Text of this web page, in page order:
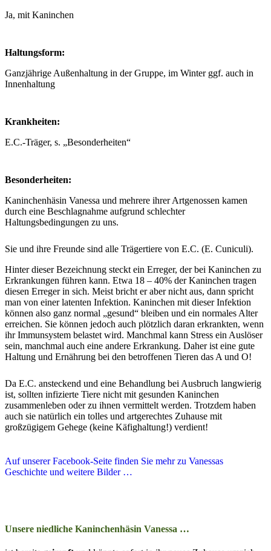
Ja, mit Kaninchen
Haltungsform:
Ganzjährige Außenhaltung in der Gruppe, im Winter ggf. auch in
Innenhaltung
Krankheiten:
E.C.-Träger, s. „Besonderheiten“
Besonderheiten:
Kaninchenhäsin Vanessa und mehrere ihrer Artgenossen kamen
durch eine Beschlagnahme aufgrund schlechter
Haltungsbedingungen zu uns.
Sie und ihre Freunde sind alle Trägertiere von E.C. (E. Cuniculi).
Hinter dieser Bezeichnung steckt ein Erreger, der bei Kaninchen zu
Erkrankungen führen kann. Etwa 18 – 40% der Kaninchen tragen
diesen Erreger in sich. Meist bricht er aber nicht aus, dann spricht
man von einer latenten Infektion. Kaninchen mit dieser Infektion
können also ganz normal „gesund“ bleiben und ein normales Alter
erreichen. Sie können jedoch auch plötzlich daran erkrankten, wenn
ihr Immunsystem belastet wird. Manchmal kann Stress ein Auslöser
sein, manchmal auch eine andere Erkrankung. Daher ist eine gute
Haltung und Ernährung bei den betroffenen Tieren das A und O!
Da E.C. ansteckend und eine Behandlung bei Ausbruch langwierig
ist, sollten infizierte Tiere nicht mit gesunden Kaninchen
zusammenleben oder zu ihnen vermittelt werden. Trotzdem haben
auch sie natürlich ein tolles und artgerechtes Zuhause mit
großzügigem Gehege (keine Käfighaltung!) verdient!
Auf unserer Facebook-Seite finden Sie mehr zu Vanessas
Geschichte und weitere Bilder …
Unsere niedliche Kaninchenhäsin Vanessa …